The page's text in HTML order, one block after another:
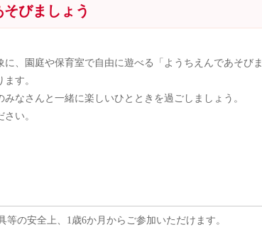
びましょう
に、園庭や保育室で自由に遊べる「ようちえんであそびま
す。
なさんと一緒に楽しいひとときを過ごしましょう。
い。
等の安全上、1歳6か月からご参加いただけます。